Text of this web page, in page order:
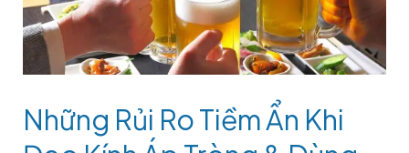
Những Rủi Ro Tiềm Ẩn Khi